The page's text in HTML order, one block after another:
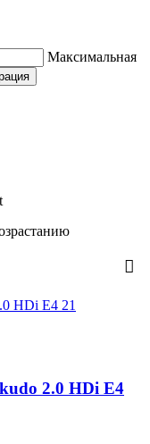
Максимальная
2.0 HDi E4